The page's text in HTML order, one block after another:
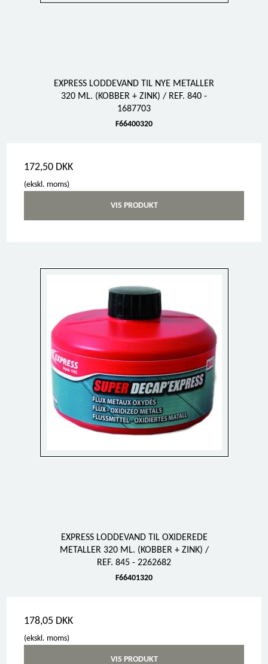
EXPRESS LODDEVAND TIL NYE METALLER
320 ML. (KOBBER + ZINK) / REF. 840 -
1687703
F66400320
172,50 DKK
(ekskl. moms)
VIS PRODUKT
EXPRESS LODDEVAND TIL OXIDEREDE
METALLER 320 ML. (KOBBER + ZINK) /
REF. 845 - 2262682
F66401320
178,05 DKK
(ekskl. moms)
VIS PRODUKT